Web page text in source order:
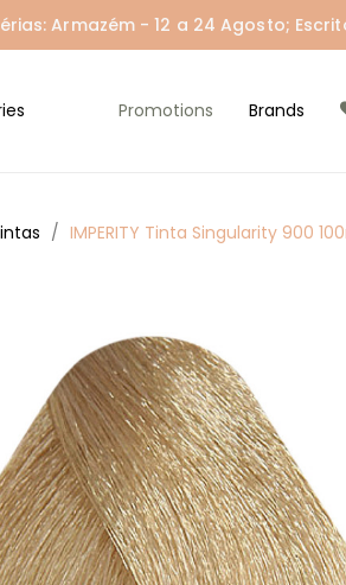
Armazém - 12 a 24 Agosto;
Promotions Brands
IMPERITY Tinta Singularity 900